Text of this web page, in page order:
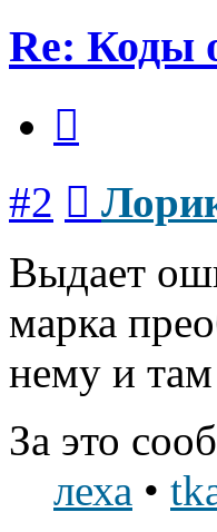
Re: Коды
#2
Выдает
марка
нему и
За это
леха •